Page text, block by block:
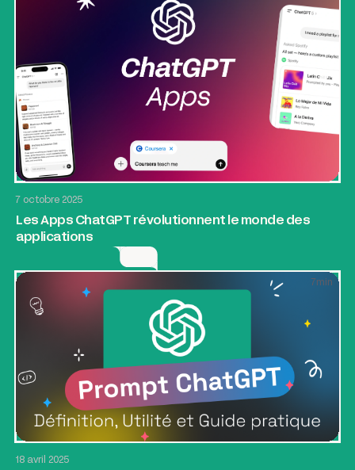
7 octobre 2025
Les Apps ChatGPT révolutionnent le monde des
applications
18 avril 2025
7 min